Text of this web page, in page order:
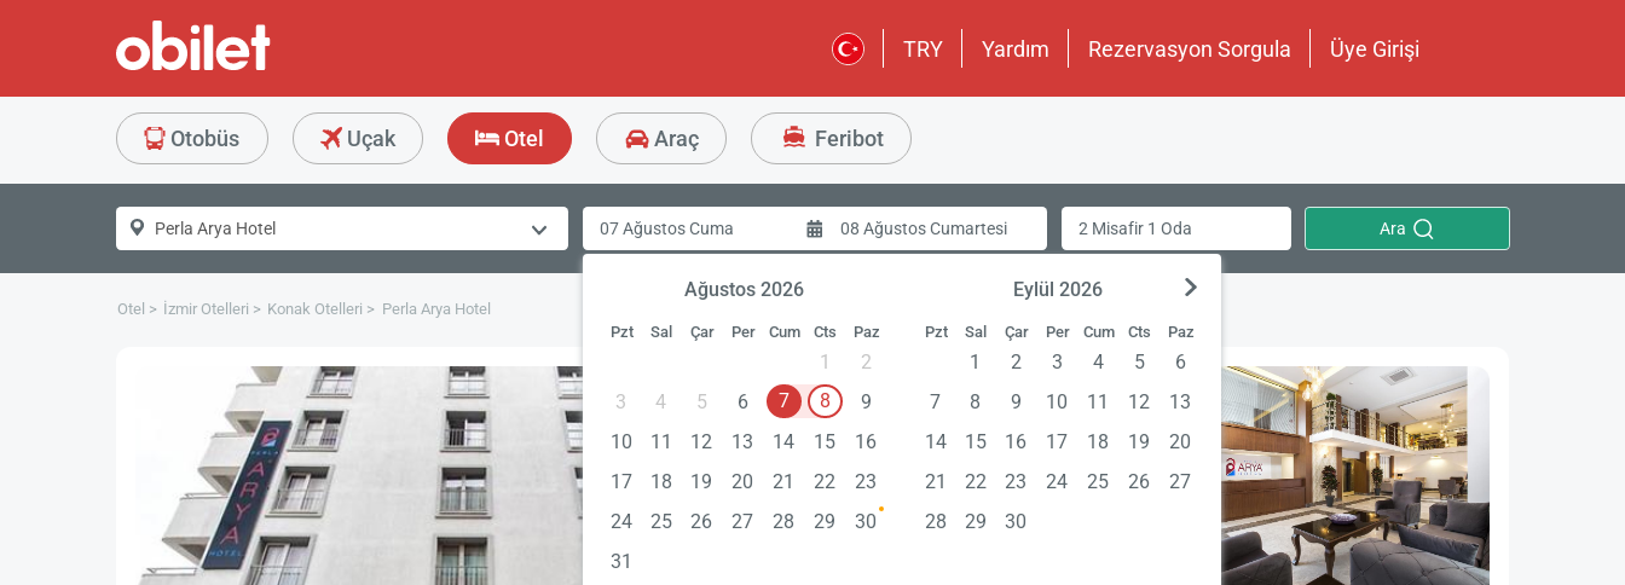
TRY Yardım Rezervasyon Sorgula Üye Girişi
Otobüs Uçak Otel Araç Feribot
Ağustos 2026
Pzt Sal Çar Per Cum Cts Paz
1
2
3
4 5 6 7 8
9
10
11 12 13 14 15
16
17
18 19 20 21 22
23
24
25 26 27 28 29
30
31
Eylül 2026
Pzt Sal Çar Per Cum Cts Paz
1 2 3 4 5
6
7
8 9 10 11 12
13
14
15 16 17 18 19
20
21
22 23 24 25 26
27
28
29 30
2 Misafir 1 Oda Ara
Otel İzmir Otelleri Konak Otelleri Perla Arya Hotel